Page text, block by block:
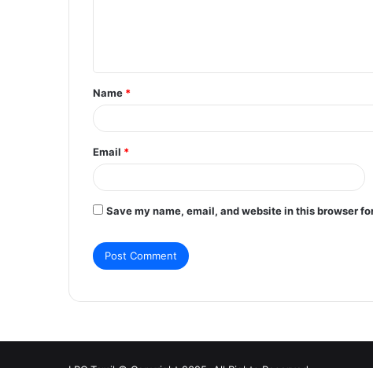
t
*
Name *
Email *
Save my name, email, and website in this browser